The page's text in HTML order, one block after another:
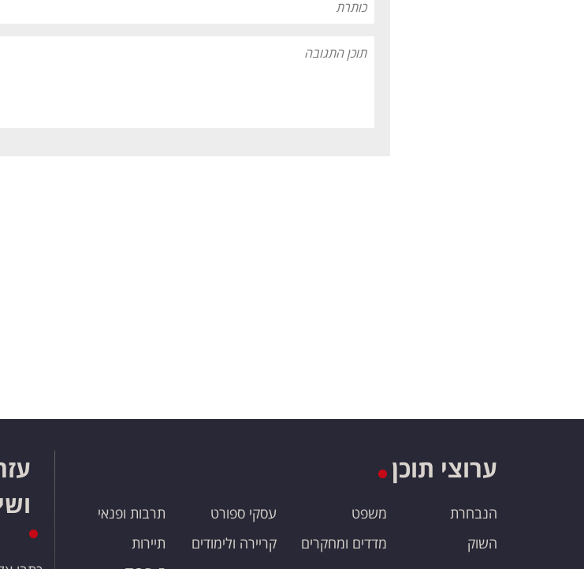
ערוצי תוכן
הנבחרת
השוק
משפט
מדדים ומחקרים
עסקי ספורט
קריירה ולימודים
תרבות ופנאי
תיירות